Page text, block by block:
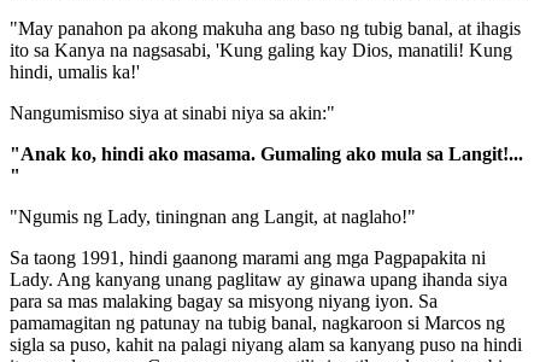
"May panahon pa akong makuha ang baso ng tubig banal, at ihagis
ito sa Kanya na nagsasabi, 'Kung galing kay Dios, manatili! Kung
hindi, umalis ka!'
Nangumismiso siya at sinabi niya sa akin:"
"Anak ko, hindi ako masama. Gumaling ako mula sa Langit!...
"
"Ngumis ng Lady, tiningnan ang Langit, at naglaho!"
Sa taong 1991, hindi gaanong marami ang mga Pagpapakita ni
Lady. Ang kanyang unang paglitaw ay ginawa upang ihanda siya
para sa mas malaking bagay sa misyong niyang iyon. Sa
pamamagitan ng patunay na tubig banal, nagkaroon si Marcos ng
sigla sa puso, kahit na palagi niyang alam sa kanyang puso na hindi